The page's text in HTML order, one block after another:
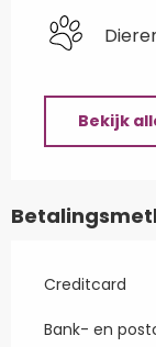
Bekijk
Creditcard
Bank- en